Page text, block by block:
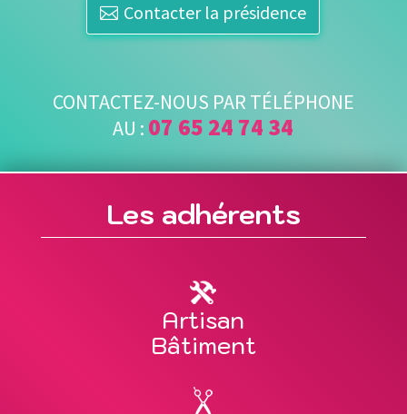
Contacter la présidence
CONTACTEZ-NOUS PAR TÉLÉPHONE
AU : 07 65 24 74 34
Les adhérents
Artisan
Bâtiment